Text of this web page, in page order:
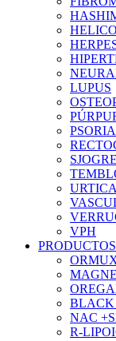
LUPUS
VPH
PRODUCTOS
BLACK
NAC
R-